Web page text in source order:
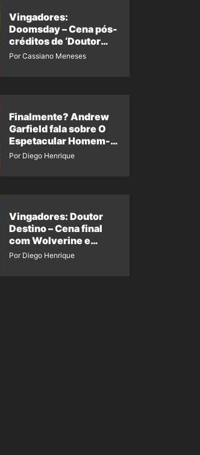
Vingadores:
Doomsday – Cena pós-
créditos de ‘Doutor
Destino’ é revelada
Por Cassiano Meneses
Finalmente? Andrew
Garfield fala sobre O
Espetacular Homem-
Aranha 3
Por Diego Henrique
Vingadores: Doutor
Destino – Cena final
com Wolverine e
Homem-Aranha de
Por Diego Henrique